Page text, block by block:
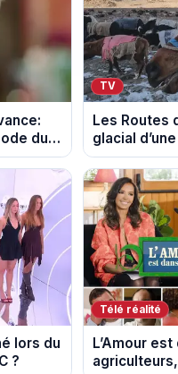
du
TV
Les Routes
glacial
Mongolie
lors du
?
Télé réalité
L’Amour